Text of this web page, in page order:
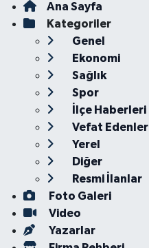
Ana Sayfa
Kategoriler
Genel
Ekonomi
Sağlık
Spor
İlçe Haberleri
Vefat Edenler
Yerel
Diğer
Resmi İlanlar
Foto Galeri
Video
Yazarlar